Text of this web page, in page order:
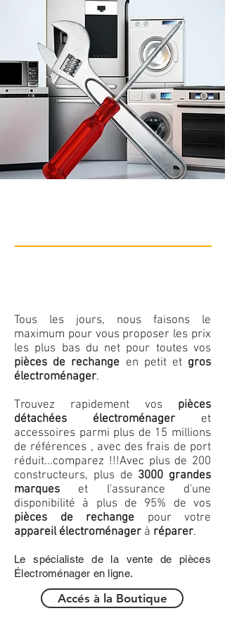
Tous les jours, nous faisons le
maximum pour vous proposer les prix
les plus bas du net pour toutes vos
pièces de rechange en petit et gros
électroménager.
Trouvez rapidement vos pièces
détachées électroménager et
accessoires parmi plus de 15 millions
de références , avec des frais de port
réduit...comparez !!!Avec plus de 200
constructeurs, plus de 3000 grandes
marques et l'assurance d'une
disponibilité à plus de 95% de vos
pièces de rechange pour votre
appareil électroménager à réparer.
Le spécialiste de la vente de pièces
Électroménager en ligne.
Accés à la Boutique